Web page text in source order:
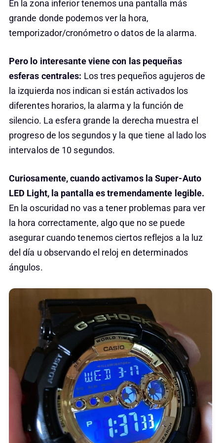
En la zona inferior tenemos una pantalla más
grande donde podemos ver la hora,
temporizador/cronómetro o datos de la alarma.
Pero lo interesante viene con las pequeñas
esferas centrales: Los tres pequeños agujeros de
la izquierda nos indican si están activados los
diferentes horarios, la alarma y la función de
silencio. La esfera grande la derecha muestra el
progreso de los segundos y la que tiene al lado los
intervalos de 10 segundos.
Curiosamente, cuando activamos la Super-Auto
LED Light, la pantalla es tremendamente legible.
En la oscuridad no vas a tener problemas para ver
la hora correctamente, algo que no se puede
asegurar cuando tenemos ciertos reflejos a la luz
del día u observando el reloj en determinados
ángulos.